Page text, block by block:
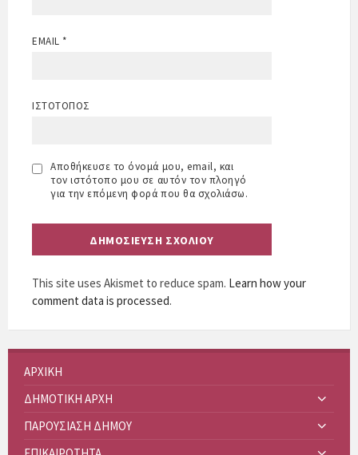
EMAIL *
ΙΣΤΌΤΟΠΟΣ
Αποθήκευσε το όνομά μου, email, και
τον ιστότοπο μου σε αυτόν τον πλοηγό
για την επόμενη φορά που θα σχολιάσω.
This site uses Akismet to reduce spam. Learn how your
comment data is processed.
ΑΡΧΙΚΗ
ΔΗΜΟΤΙΚΗ ΑΡΧΗ
ΠΑΡΟΥΣΙΑΣΗ ΔΗΜΟΥ